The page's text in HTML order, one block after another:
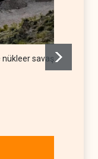
savaş